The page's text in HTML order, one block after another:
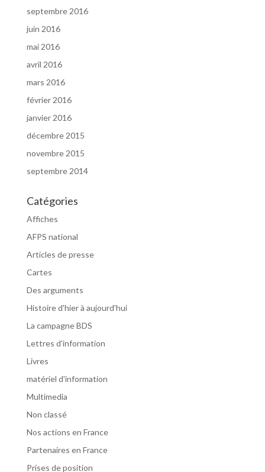
septembre 2016
juin 2016
mai 2016
avril 2016
mars 2016
février 2016
janvier 2016
décembre 2015
novembre 2015
septembre 2014
Catégories
Affiches
AFPS national
Articles de presse
Cartes
Des arguments
Histoire d'hier à aujourd'hui
La campagne BDS
Lettres d'information
Livres
matériel d'information
Multimedia
Non classé
Nos actions en France
Partenaires en France
Prises de position